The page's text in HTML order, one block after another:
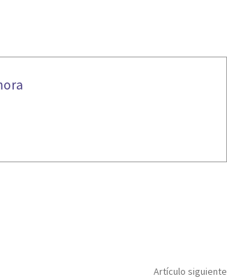
Artículo siguiente